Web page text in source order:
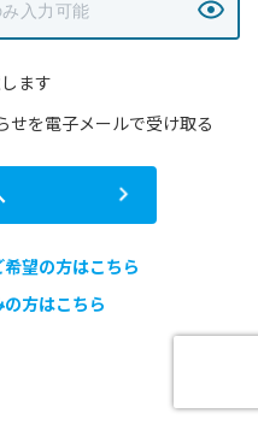
ます
せを電子メールで受け取る
望の方はこちら
方はこちら